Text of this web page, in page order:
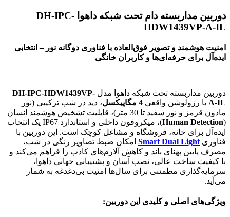
دوربین مداربسته دام تحت شبکه داهوا DH-IPC-
HDW1439VP-A-IL
امنیت هوشمند و تصویر فوق‌العاده با فناوری دوگانه نور – انتخابی
ایده‌آل برای حرفه‌ای‌ها و کاربران خانگی
دوربین مداربسته تحت شبکه داهوا مدل DH-IPC-HDW1439VP-
A-IL با رزولوشن واقعی 4 مگاپیکسل
، دید در شب ترکیبی (نور
مادون قرمز و نور سفید تا 30 متر)، قابلیت تشخیص هوشمند انسان
(
Human Detection
)، میکروفون داخلی و استاندارد IP67 یک انتخاب
ایده‌آل برای خانه، فروشگاه و مشاغل کوچک است. این دوربین با
فناوری Smart Dual Light امکان ضبط تصاویر رنگی در شب،
مصرف پایین پهنای باند و کاهش آلارم‌های کاذب را فراهم می‌کند و
با کیفیت ساخت عالی، نصب آسان و پشتیبانی جهانی داهوا،
سرمایه‌گذاری مطمئنی برای سال‌ها امنیت بی‌دغدغه به شمار
می‌آید.
ویژگی‌های اصلی و کلیدی این دوربین: